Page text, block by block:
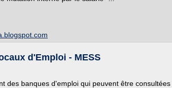
d'Emploi - MESS
des banques d'emploi qui peuvent être consultées